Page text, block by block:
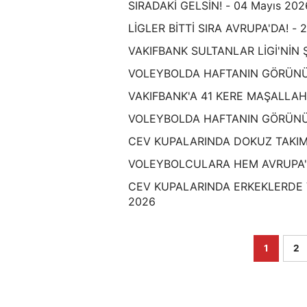
SIRADAKİ GELSİN! - 04 Mayıs
LİGLER BİTTİ SIRA AVRUPA'DA! -
VAKIFBANK SULTANLAR
VOLEYBOLDA HAFTANIN
VAKIFBANK'A 41 KERE
VOLEYBOLDA HAFTANIN
CEV KUPALARINDA DOKUZ
VOLEYBOLCULARA HEM
CEV KUPALARINDA
2026
1 2